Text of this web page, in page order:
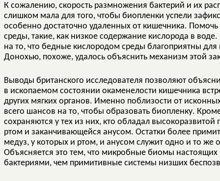
К сожалению, скорость размножения бактерий и их
слишком мала для того, чтобы биопленки успели
особенно достаточно удаленных от кишечника.
среды, такие, как низкое содержание кислорода в
на то, что бедные кислородом среды благоприятны
Донохью, похоже, удалось объяснить механизм этой
Выводы британского исследователя позволяют
в ископаемом состоянии окаменелости кишечника
других мягких органов. Именно поблизости от
всего шансов на то, чтобы образовать биопленку.
сохраняются у тех из них, кто обладал
ртом и заканчивающейся анусом. Остатки более
медуз, у которых и ртом, и анусом служит одно и то же
Объясняется это тем, что микробные биомы
бактериями, чем примитивные системы низших